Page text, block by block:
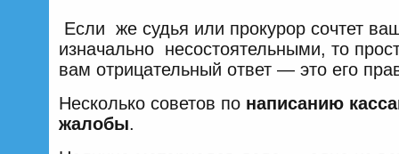
Если же судья или прокурор сочтет
изначально несостоятельными, то
вам отрицательный ответ — это его
Несколько советов по написанию
жалобы.